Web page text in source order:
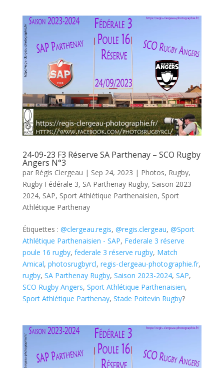
24-09-23 F3 Réserve SA Parthenay – SCO Rugby
Angers N°3
par Régis Clergeau | Sep 24, 2023 | Photos, Rugby,
Rugby Fédérale 3, SA Parthenay Rugby, Saison 2023-
2024, SAP, Sport Athlétique Parthenaisien, Sport
Athlétique Parthenay
Étiquettes : @clergeau.regis, @regis.clergeau, @Sport
Athlétique Parthenaisien - SAP, Federale 3 réserve
poule 16 rugby, federale 3 réserve rugby, Match
Amical, photosrugbyrcl, regis-clergeau-photographie.fr,
rugby, SA Parthenay Rugby, Saison 2023-2024, SAP,
SCO Rugby Angers, Sport Athlétique Parthenaisien,
Sport Athlétique Parthenay, Stade Poitevin Rugby?